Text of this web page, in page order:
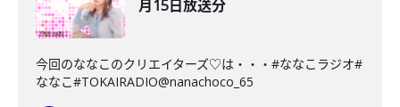
月15日放送分
今回のななこのクリエイターズ♡は・・・#ななこラジオ#
ななこ#TOKAIRADIO@nanachoco_65